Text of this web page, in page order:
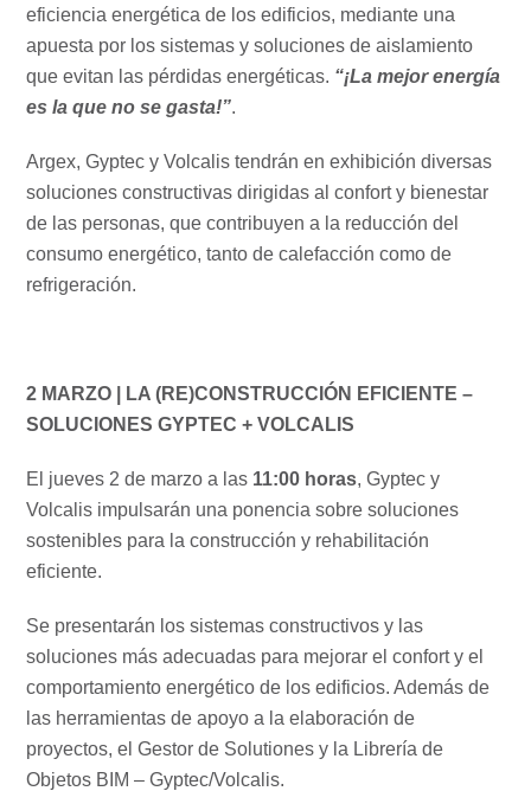
eficiencia energética de los edificios, mediante una
apuesta por los sistemas y soluciones de aislamiento
que evitan las pérdidas energéticas. “¡La mejor energía
es la que no se gasta!”.
Argex, Gyptec y Volcalis tendrán en exhibición diversas
soluciones constructivas dirigidas al confort y bienestar
de las personas, que contribuyen a la reducción del
consumo energético, tanto de calefacción como de
refrigeración.
2 MARZO | LA (RE)CONSTRUCCIÓN EFICIENTE –
SOLUCIONES GYPTEC + VOLCALIS
El jueves 2 de marzo a las 11:00 horas, Gyptec y
Volcalis impulsarán una ponencia sobre soluciones
sostenibles para la construcción y rehabilitación
eficiente.
Se presentarán los sistemas constructivos y las
soluciones más adecuadas para mejorar el confort y el
comportamiento energético de los edificios. Además de
las herramientas de apoyo a la elaboración de
proyectos, el Gestor de Solutiones y la Librería de
Objetos BIM – Gyptec/Volcalis.